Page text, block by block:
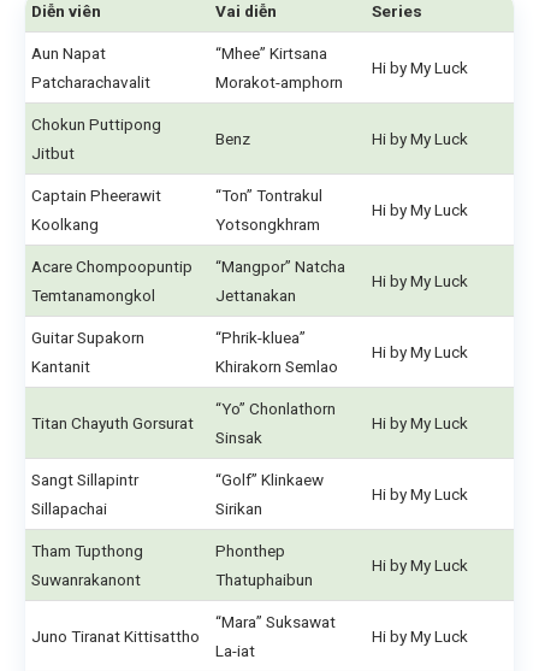
Diễn viên Vai diễn Series
Aun Napat
Patcharachavalit
“Mhee” Kirtsana
Morakot-amphorn
Hi by My Luck
Chokun Puttipong
Jitbut
Benz Hi by My Luck
Captain Pheerawit
Koolkang
“Ton” Tontrakul
Yotsongkhram
Hi by My Luck
Acare Chompoopuntip
Temtanamongkol
“Mangpor” Natcha
Jettanakan
Hi by My Luck
Guitar Supakorn
Kantanit
“Phrik-kluea”
Khirakorn Semlao
Hi by My Luck
Titan Chayuth Gorsurat
“Yo” Chonlathorn
Sinsak
Hi by My Luck
Sangt Sillapintr
Sillapachai
“Golf” Klinkaew
Sirikan
Hi by My Luck
Tham Tupthong
Suwanrakanont
Phonthep
Thatuphaibun
Hi by My Luck
Juno Tiranat Kittisattho
“Mara” Suksawat
La-iat
Hi by My Luck